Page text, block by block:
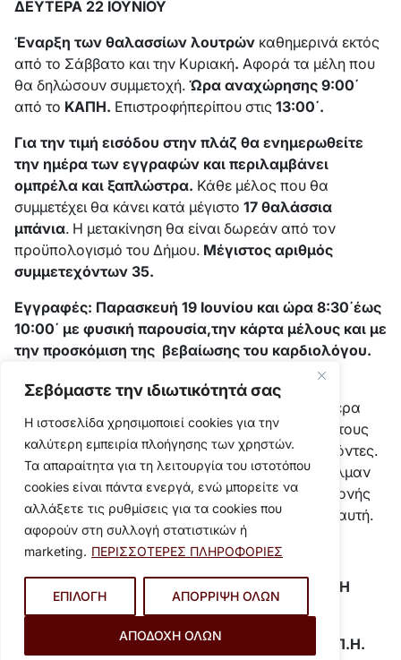
Σεβόμαστε την ιδιωτικότητά σας
Η ιστοσελίδα χρησιμοποιεί cookies για την
καλύτερη εμπειρία πλοήγησης των χρηστών.
Τα απαραίτητα για τη λειτουργία του ιστοτόπου
cookies είναι πάντα ενεργά, ενώ μπορείτε να
αλλάξετε τις ρυθμίσεις για τα cookies που
αφορούν στη συλλογή στατιστικών ή
marketing. ΠΕΡΙΣΣΟΤΕΡΕΣ ΠΛΗΡΟΦΟΡΙΕΣ
ΕΠΙΛΟΓΗ ΑΠΟΡΡΙΨΗ ΟΛΩΝ
ΑΠΟΔΟΧΗ ΟΛΩΝ
ΔΕΥΤΕΡΑ 22 ΙΟΥΝΙΟΥ
Έναρξη των θαλασσίων λουτρών καθημερινά εκτός
από το Σάββατο και την Κυριακή. Αφορά τα μέλη που
θα δηλώσουν συμμετοχή. Ώρα αναχώρησης 9:00΄
από το ΚΑΠΗ. Επιστροφήπερίπου στις 13:00΄.
Για την τιμή εισόδου στην πλάζ θα ενημερωθείτε
την ημέρα των εγγραφών και περιλαμβάνει
ομπρέλα και ξαπλώστρα. Κάθε μέλος που θα
συμμετέχει θα κάνει κατά μέγιστο 17 θαλάσσια
μπάνια. Η μετακίνηση θα είναι δωρεάν από τον
προϋπολογισμό του Δήμου. Μέγιστος αριθμός
συμμετεχόντων 35.
Εγγραφές: Παρασκευή 19 Ιουνίου και ώρα 8:30΄έως
10:00΄ με φυσική παρουσία,την κάρτα μέλους και με
την προσκόμιση της βεβαίωσης του καρδιολόγου.
Οι συμμετέχοντες αν απουσιάσουν σε περισσότερα
από τρία μπάνια θα διαγράφονται και την θέση τους
θα καταλαμβάνουν οι αμέσως επόμενοι επιλαχόντες.
Καθημερινά αν υπάρχουν κενές θέσεις στο πούλμαν
θα συμπληρώνονται με μέλη από τη λίστα αναμονής
σύμφωνα με την σειρά προτεραιότητας τους σε αυτή.
ΑΝΑΚΟΙΝΩΣΕΙΣ
1. Η Κοινωνική Λειτουργός βρίσκεται στο ΚΑΠΗ
2. Κάθε Τετάρτη βρίσκεται στο χώρο του Κ.Α.Π.Η.